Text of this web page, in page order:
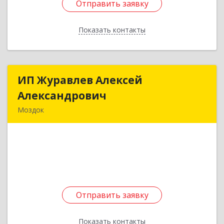
Отправить заявку
Показать контакты
Отправить заявку
Назад
ИП Журавлев Алексей
Александрович
Моздок
Отправить заявку
Показать контакты
ИП Журавлев Алексей
Отправить заявку
Назад